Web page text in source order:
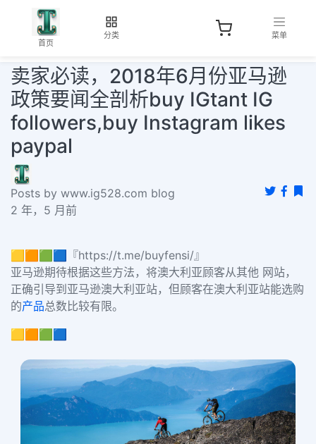
首页
分类 菜单
卖家必读，2018年6月份亚马逊
政策要闻全剖析buy IGtant IG
followers,buy Instagram likes
paypal
Posts by www.ig528.com blog
2 年，5 月前
🟨🟧🟩🟦『https://t.me/buyfensi/』
亚马逊期待根据这些方法，将澳大利亚顾客从其他 网站，
正确引导到亚马逊澳大利亚站，但顾客在澳大利亚站能选购
的产品总数比较有限。
🟨🟧🟩🟦